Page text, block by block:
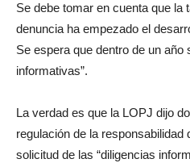
Se debe tomar en cuenta que la
denuncia ha empezado el
Se espera que dentro de un año
informativas”.
La verdad es que la LOPJ dijo
regulación de la
solicitud de las “diligencias